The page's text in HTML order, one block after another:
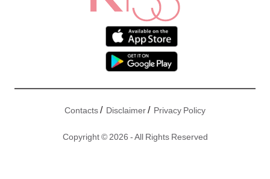
Contacts/ Disclaimer/ Privacy Policy
Copyright © 2026 - All Rights Reserved